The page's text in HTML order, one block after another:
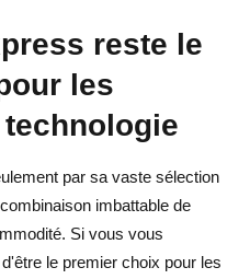
faciles grâce à la
sécurité avec AliDrop
de gadgets
boutique de
reste le
les
par sa vaste sélection
imbattable de
Si vous vous
le premier choix pour les